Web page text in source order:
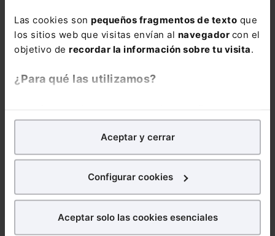
Las cookies son pequeños fragmentos de texto que
los sitios web que visitas envían al navegador con el
objetivo de recordar la información sobre tu visita.
¿Para qué las utilizamos?
analíticospara tratar demejorar tu experienciaen
nuestra página web. También con fines publicitarios,
para poder mostrarte publicidad y contenidos de tu
¿Qué puedes hacer?
Aceptar y cerrar
Configurar cookies
Aceptar solo las cookies esenciales
COMENTARIOS